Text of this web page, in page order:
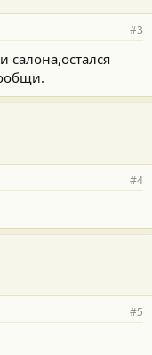
#3
салона,остался
#4
#5